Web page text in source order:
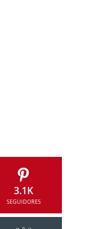
3.1K
SEGUIDORES